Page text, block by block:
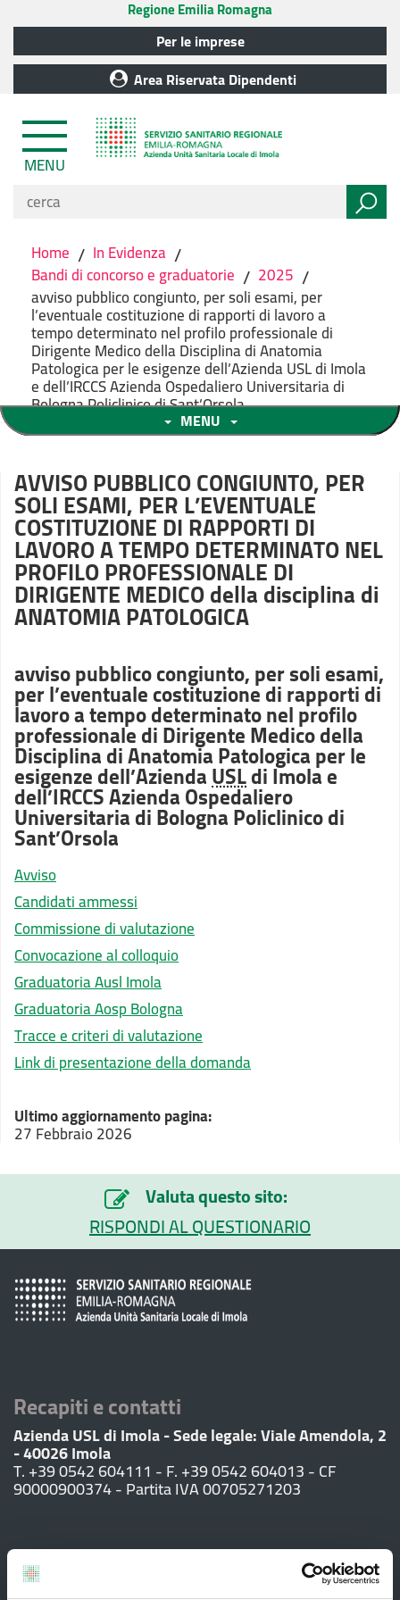
Regione Emilia Romagna
Per le imprese
Area Riservata Dipendenti
MENU
Home / In Evidenza /
Bandi di concorso e graduatorie / 2025 /
avviso pubblico congiunto, per soli esami, per
l’eventuale costituzione di rapporti di lavoro a
tempo determinato nel profilo professionale di
Dirigente Medico della Disciplina di Anatomia
Patologica per le esigenze dell’Azienda USL di Imola
e dell’IRCCS Azienda Ospedaliero Universitaria di
Bologna Policlinico di Sant’Orsola
MENU
AVVISO PUBBLICO CONGIUNTO, PER
SOLI ESAMI, PER L’EVENTUALE
COSTITUZIONE DI RAPPORTI DI
LAVORO A TEMPO DETERMINATO NEL
PROFILO PROFESSIONALE DI
DIRIGENTE MEDICO della disciplina di
ANATOMIA PATOLOGICA
avviso pubblico congiunto, per soli esami,
per l’eventuale costituzione di rapporti di
lavoro a tempo determinato nel profilo
professionale di Dirigente Medico della
Disciplina di Anatomia Patologica per le
esigenze dell’AziendaUSLdi Imola e
dell’IRCCS Azienda Ospedaliero
Universitaria di Bologna Policlinico di
Sant’Orsola
Avviso
Candidati ammessi
Commissione di valutazione
Convocazione al colloquio
Graduatoria Ausl Imola
Graduatoria Aosp Bologna
Tracce e criteri di valutazione
Link di presentazione della domanda
Ultimo aggiornamento pagina:
27 Febbraio 2026
Valuta questo sito:
RISPONDI AL QUESTIONARIO
Recapiti e contatti
Azienda USL di Imola - Sede legale: Viale Amendola, 2
- 40026 Imola
T. +39 0542 604111 - F. +39 0542 604013 - CF
90000900374 - Partita IVA 00705271203
Servizi al cittadino